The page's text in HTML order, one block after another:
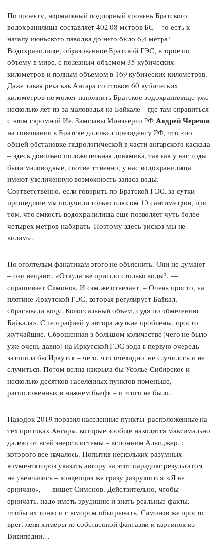
По проекту, нормальный подпорный уровень Братского
водохранилища составляет 402,08 метров БС – то есть к
началу июньского паводка до него было 6,4 метра!
Водохранилище, образованное Братской ГЭС, второе по
объему в мире, с полезным объемом 35 кубических
километров и полным объемом в 169 кубических километров.
Даже такая река как Ангара со стоком 60 кубических
километров не может наполнить Братское водохранилище уже
несколько лет из-за маловодья на Байкале – где там справиться
с этим скромной Ие. Замглавы Минэнерго РФ Андрей Черезов
на совещании в Братске доложил президенту РФ, что «по
общей обстановке гидрологической в части ангарского каскада
– здесь довольно положительная динамика, так как у нас годы
были маловодные, соответственно, у нас водохранилища
имеют увеличенную возможность запаса воды.
Соответственно, если говорить по Братской ГЭС, за сутки
прошедшие мы получили только плюсом 10 сантиметров, при
том, что емкость водохранилища еще позволяет чуть более
четырех метров набирать. Поэтому здесь рисков мы не
видим».
Но оголтелым фанатикам этого не объяснить. Они не думают
– они вещают. «Откуда же пришло столько воды?, —
спрашивает Симонов. И сам же отвечает. – Очень просто, на
плотине Иркутской ГЭС, которая регулирует Байкал,
сбрасывали воду. Колоссальный объем, судя по обмелению
Байкала». С географией у автора жуткие проблемы, просто
жутчайшие. Сброшенная в большом количестве (чего не было
уже очень давно) на Иркутской ГЭС вода в первую очередь
затопила бы Иркутск – чего, что очевидно, не случилось и не
случиться. Потом волна накрыла бы Усолье-Сибирское и
несколько десятков населенных пунктов поменьше,
расположенных в нижнем бьефе – и этого не было.
Паводок-2019 поразил населенные пункты, расположенные на
тех притоках Ангары, которые вообще находятся максимально
далеко от всей энергосистемы – вспомним Алыгджер, с
которого все началось. Попытки нескольких разумных
комментаторов указать автору на этот парадокс результатом
не увенчались – концепция же сразу разрушится. «Я не
ерничаю», — пишет Симонов. Действительно, чтобы
ерничать, надо иметь эрудицию и знать реальные факты,
чтобы их тонко и с юмором обыгрывать. Симонов же просто
врет, лепя химеры из собственной фантазии и картинок из
Википедии…